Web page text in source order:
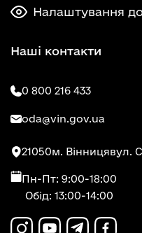
Налаштування
Наші контакти
0 800 216 433
oda@vin.gov.ua
21050м. Вінницявул.
Пн-Пт: 9:00-18:00
Обід: 13:00-14:00